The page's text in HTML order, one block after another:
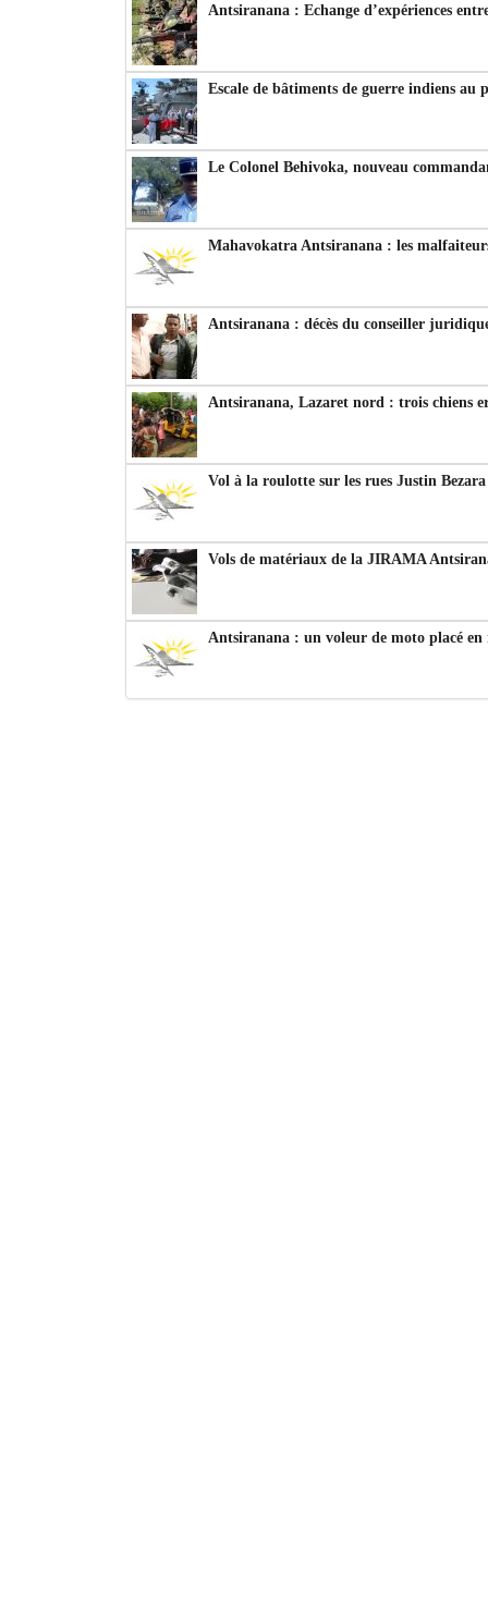
Antsiranana : Echange d’expériences
Escale de bâtiments de guerre indiens au
Le Colonel Behivoka, nouveau
Mahavokatra Antsiranana : les
Antsiranana : décès du conseiller
Antsiranana, Lazaret nord : trois chiens
Vol à la roulotte sur les rues Justin
Vols de matériaux de la JIRAMA
Antsiranana : un voleur de moto placé en